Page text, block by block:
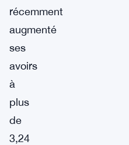
récemment
augmenté
ses
avoirs
à
plus
de
3,24